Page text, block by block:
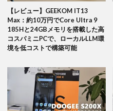
【レビュー】GEEKOM IT13
Max：約10万円でCore Ultra 9
185Hと24GBメモリを搭載した高
コスパミニPCで、ローカルLLM環
境を低コストで構築可能